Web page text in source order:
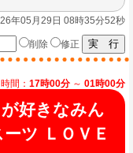
年05月29日 08時35分52秒
削除 修正
時間： 17時00分 ～ 01時00分
が好きなみん
ツ ＬＯＶＥ